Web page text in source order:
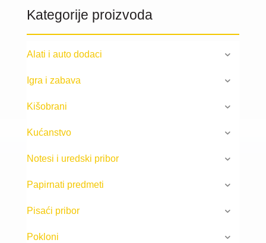
Kategorije proizvoda
Alati i auto dodaci
Igra i zabava
Kišobrani
Kućanstvo
Notesi i uredski pribor
Papirnati predmeti
Pisaći pribor
Pokloni